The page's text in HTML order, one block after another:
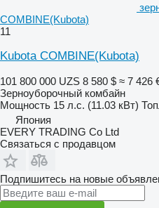
COMBINE(Kubota)
11
Kubota COMBINE(Kubota)
101 800 000 UZS 8 580 $ ≈ 7 426
Зерноуборочный комбайн
Мощность 15 л.с. (11.03 кВт)
Япония
EVERY TRADING Co Ltd
Связаться с продавцом
Подпишитесь на новые